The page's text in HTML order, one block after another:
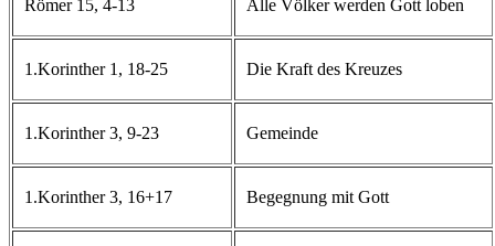
Römer 15, 4-13 Alle Völker werden Gott loben
1.Korinther 1, 18-25 Die Kraft des Kreuzes
1.Korinther 3, 9-23 Gemeinde
1.Korinther 3, 16+17 Begegnung mit Gott